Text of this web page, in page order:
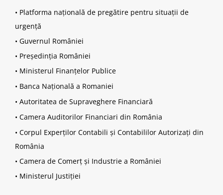
• Platforma națională de pregătire pentru situații de
urgență
• Guvernul României
• Președinția României
• Ministerul Finanțelor Publice
• Banca Națională a Romaniei
• Autoritatea de Supraveghere Financiară
• Camera Auditorilor Financiari din România
• Corpul Experților Contabili și Contabililor Autorizați din
România
• Camera de Comerț și Industrie a României
• Ministerul Justiției